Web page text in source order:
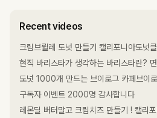
Recent videos
크림브륄레 도넛 만들기 캘리포니아도넛
도넛 1000개 만드는 브이로그 카페브이
구독자 이벤트 2000명 감사합니다